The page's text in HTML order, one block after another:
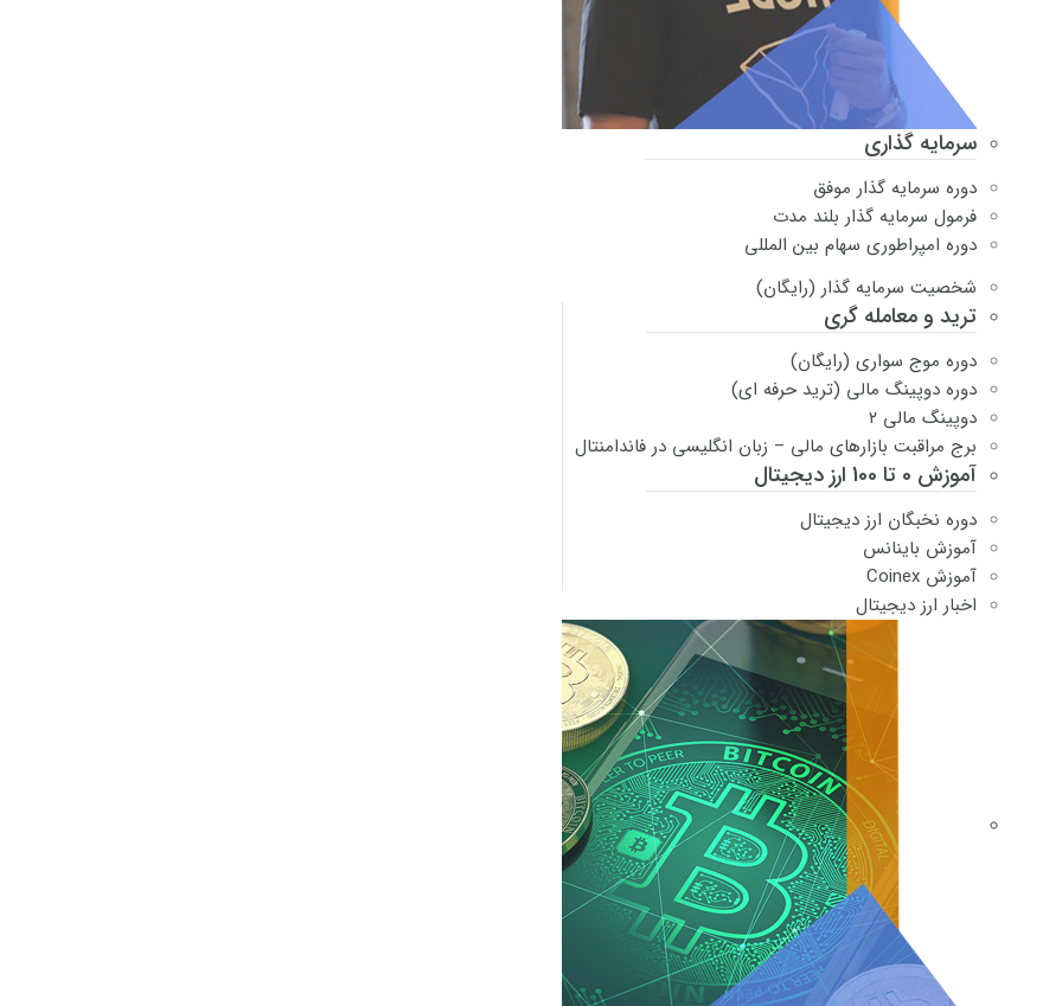
سرمایه گذاری
دوره سرمایه گذار موفق
فرمول سرمایه گذار بلند مدت
دوره امپراطوری سهام بین المللی
شخصیت سرمایه گذار (رایگان)
ترید و معامله گری
دوره موج سواری (رایگان)
دوره دوپینگ مالی (ترید حرفه ای)
دوپینگ مالی ۲
برج مراقبت بازارهای مالی – زبان انگلیسی در فاندامنتال
آموزش 0 تا 100 ارز دیجیتال
دوره نخبگان ارز دیجیتال
آموزش باینانس
آموزش Coinex
اخبار ارز دیجیتال